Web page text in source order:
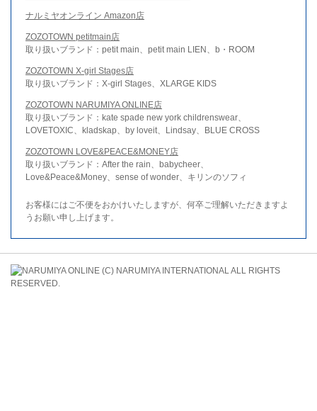
ナルミヤオンライン Amazon店
ZOZOTOWN petitmain店
取り扱いブランド：petit main、petit main LIEN、b・ROOM
ZOZOTOWN X-girl Stages店
取り扱いブランド：X-girl Stages、XLARGE KIDS
ZOZOTOWN NARUMIYA ONLINE店
取り扱いブランド：kate spade new york childrenswear、
LOVETOXIC、kladskap、by loveit、Lindsay、BLUE CROSS
ZOZOTOWN LOVE&PEACE&MONEY店
取り扱いブランド：After the rain、babycheer、
Love&Peace&Money、sense of wonder、キリンのソフィ
お客様にはご不便をおかけいたしますが、何卒ご理解いただきますよ
うお願い申し上げます。